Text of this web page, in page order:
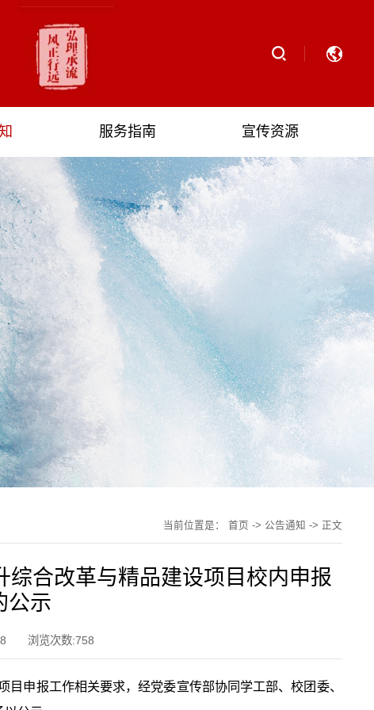
服务指南 宣传资源
当前位置是： 首页 -> 公告通知 -> 正文
合改革与精品建设项目校内申报
公示
浏览次数:758
申报工作相关要求，经党委宣传部协同学工部、校团委、